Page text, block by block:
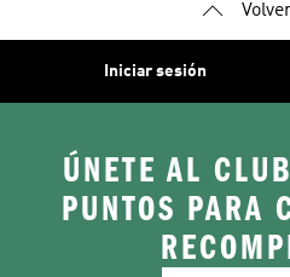
Iniciar sesión
ÚNETE AL
PUNTOS PARA